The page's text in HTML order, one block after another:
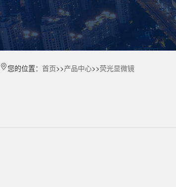
您的位置： 首页>>产品中心>>荧光显微镜